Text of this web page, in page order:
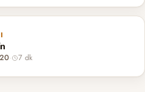
· 7 dk